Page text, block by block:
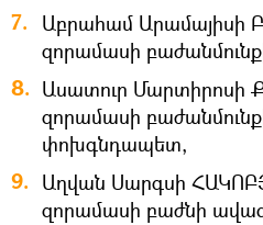
Աբրահամ Արամայիսի
զորամասի
Ասատուր Մարտիրոսի
զորամասի
փոխգնդապետ,
Աղվան Սարգսի
զորամասի բաժնի